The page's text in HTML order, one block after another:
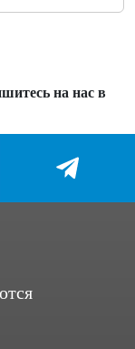
на нас в